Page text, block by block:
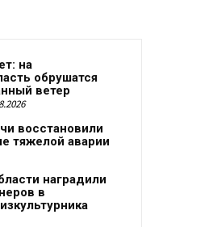
на
обрушатся
ветер
восстановили
тяжелой аварии
наградили
в